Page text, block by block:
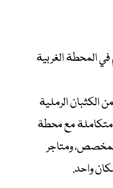
الرملية
متكاملة مع محطة
ومتاجر
واحد.